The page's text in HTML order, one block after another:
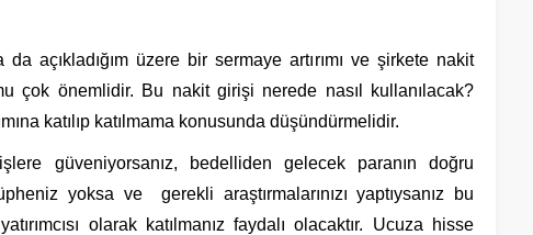
açıkladığım üzere bir sermaye artırımı ve şirkete nakit
çok önemlidir. Bu nakit girişi nerede nasıl kullanılacak?
katılıp katılmama konusunda düşündürmelidir.
güveniyorsanız, bedelliden gelecek paranın doğru
yoksa ve gerekli araştırmalarınızı yaptıysanız bu
olarak katılmanız faydalı olacaktır. Ucuza hisse